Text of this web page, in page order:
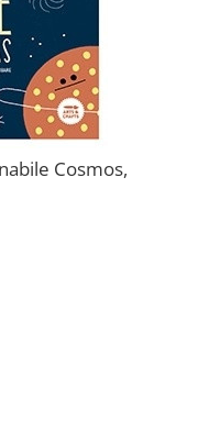
Cosmos,